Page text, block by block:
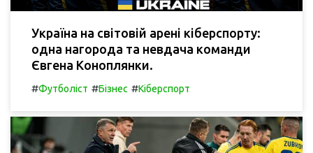
Україна на світовій арені кіберспорту:
одна нагорода та невдача команди
Євгена Коноплянки.
#Футболіст #Бізнес #Кіберспорт